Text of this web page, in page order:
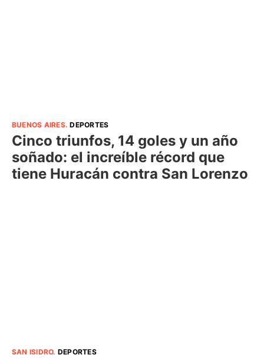
BUENOS AIRES.DEPORTES
Cinco triunfos, 14 goles y un año
soñado: el increíble récord que
tiene Huracán contra San Lorenzo
SAN ISIDRO. DEPORTES